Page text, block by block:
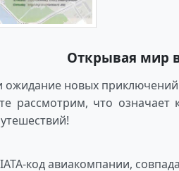
Открывая мир
ожидание новых
рассмотрим, что
код авиакомпании,